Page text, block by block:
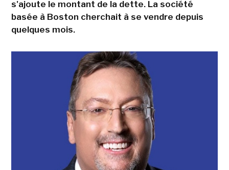
s'ajoute le montant de la dette. La société
basée à Boston cherchait à se vendre depuis
quelques mois.